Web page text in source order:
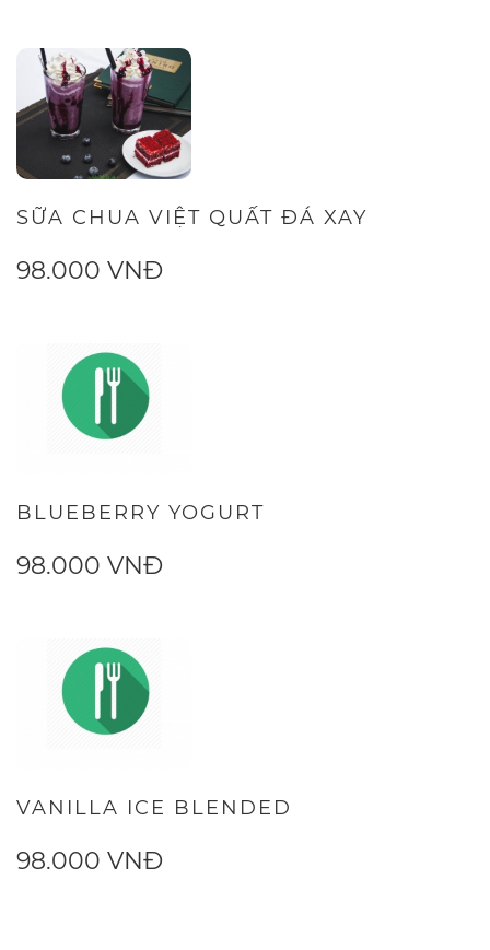
SỮA CHUA VIỆT QUẤT ĐÁ XAY
98.000 VNĐ
BLUEBERRY YOGURT
98.000 VNĐ
VANILLA ICE BLENDED
98.000 VNĐ